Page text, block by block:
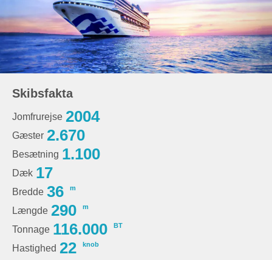
Skibsfakta
Jomfrurejse 2004
Gæster 2.670
Besætning 1.100
Dæk 17
Bredde 36 m
Længde 290 m
Tonnage 116.000 BT
Hastighed 22 knob